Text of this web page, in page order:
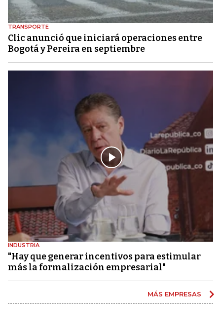
TRANSPORTE
Clic anunció que iniciará operaciones entre
Bogotá y Pereira en septiembre
INDUSTRIA
"Hay que generar incentivos para estimular
más la formalización empresarial"
MÁS EMPRESAS